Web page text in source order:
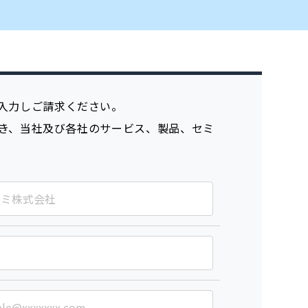
しご請求ください。
当社及び各社のサービス、製品、セミ